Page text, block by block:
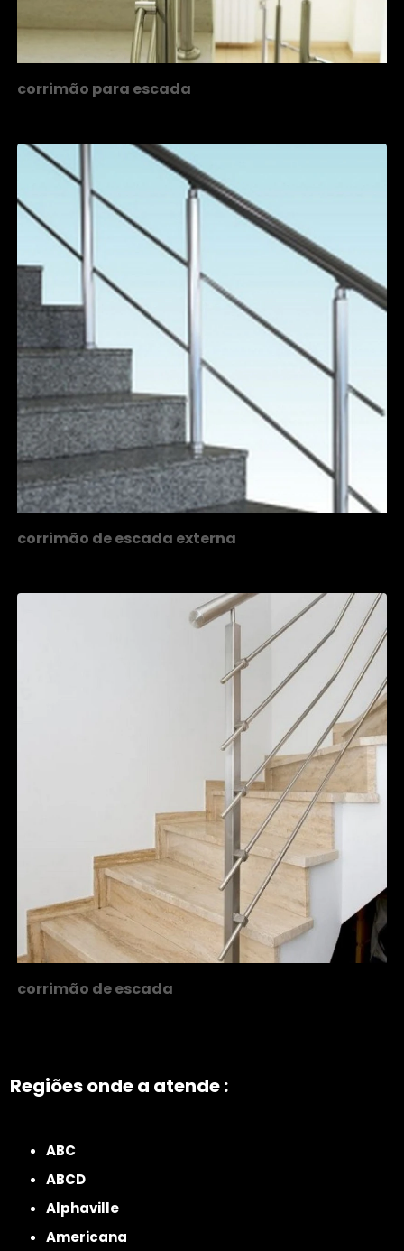
corrimão para escada
corrimão de escada externa
corrimão de escada
Regiões onde a atende :
ABC
ABCD
Alphaville
Americana